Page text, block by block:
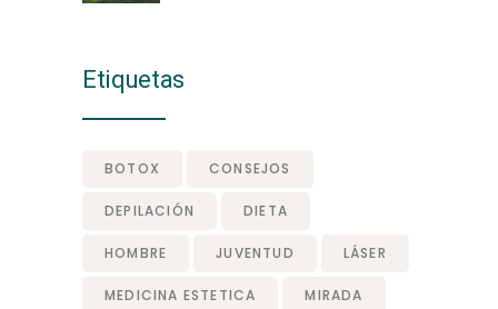
Etiquetas
BOTOX CONSEJOS
DEPILACIÓN DIETA
HOMBRE JUVENTUD LÁSER
MEDICINA ESTETICA MIRADA